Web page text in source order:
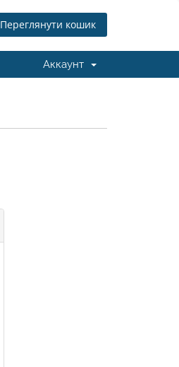
Переглянути кошик
Аккаунт